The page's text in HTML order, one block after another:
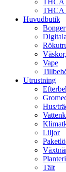
THCA
Huvudbutik
Bonger
Vape
Utrustning
Hus/
Liljor
Tält